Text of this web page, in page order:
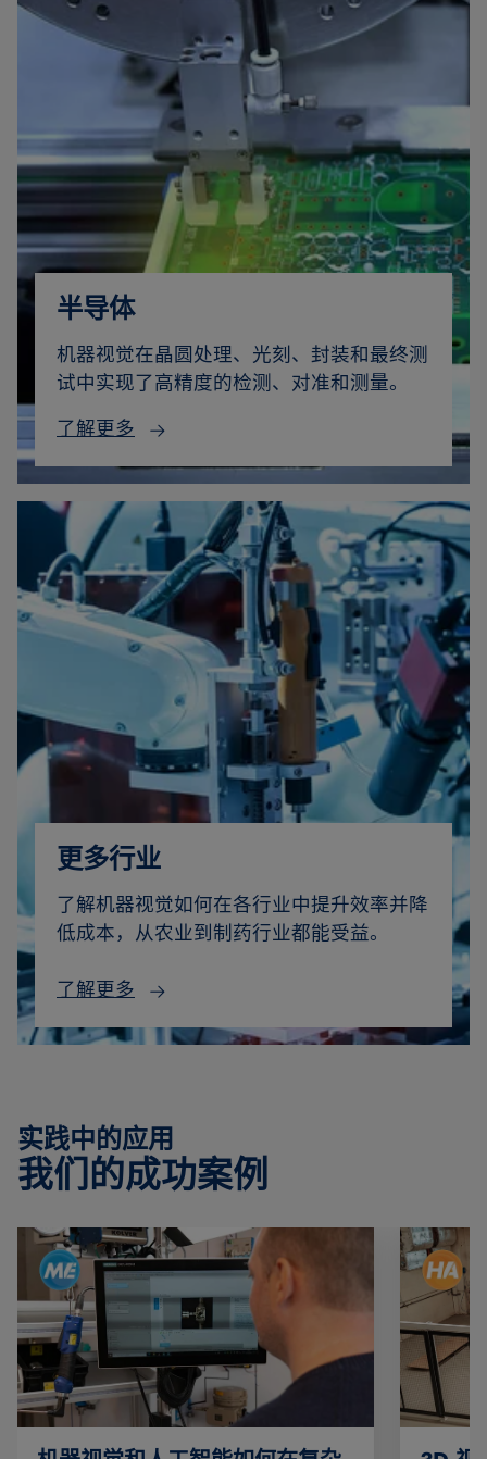
半导体
机器视觉在晶圆处理、光刻、封装和最终测
试中实现了高精度的检测、对准和测量。
了解更多
更多行业
了解机器视觉如何在各行业中提升效率并降
低成本，从农业到制药行业都能受益。
了解更多
实践中的应用
我们的成功案例